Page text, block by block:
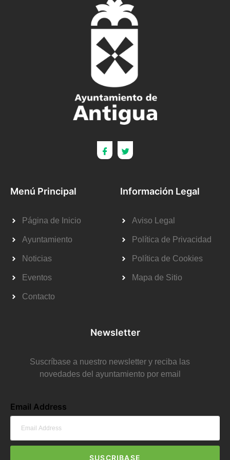
Menú Principal
Página de Inicio
Ayuntamiento
Noticias
Eventos
Contacto
Información Legal
Aviso Legal
Política de Privacidad
Política de Cookies
Mapa de Sitio
Newsletter
Suscríbase a nuestro newsletter y reciba las
novedades del ayuntamiento por email
Email Address
SUSCRIBASE